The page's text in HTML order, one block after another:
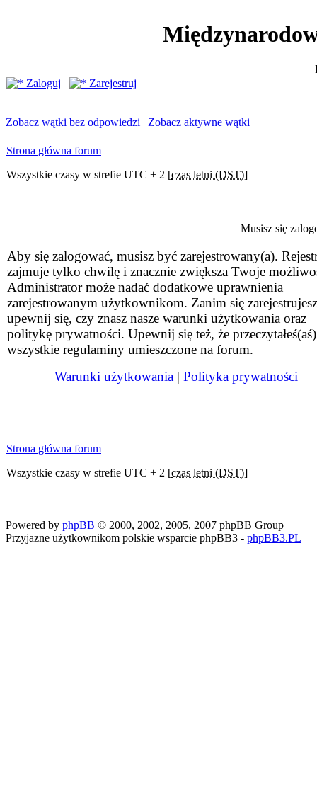
Zaloguj
Zarejestruj
Zobacz wątki bez odpowiedzi | Zobacz aktywne wątki
Strona główna forum
Wszystkie czasy w strefie UTC + 2 [czas letni (DST)]
Musisz się
Aby się zalogować, musisz być zarejestrowany(a).
zajmuje tylko chwilę i znacznie zwiększa Twoje
Administrator może nadać dodatkowe uprawnienia
zarejestrowanym użytkownikom. Zanim się
upewnij się, czy znasz nasze warunki użytkowania oraz
politykę prywatności. Upewnij się też, że przeczytałeś(aś)
wszystkie regulaminy umieszczone na forum.
Warunki użytkowania | Polityka prywatności
Strona główna forum
Wszystkie czasy w strefie UTC + 2 [czas letni (DST)]
Powered by phpBB © 2000, 2002, 2005, 2007 phpBB Group
Przyjazne użytkownikom polskie wsparcie phpBB3 - phpBB3.PL